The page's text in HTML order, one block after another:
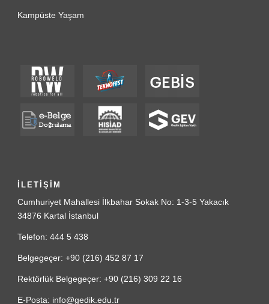
Kampüste Yaşam
İLETİŞİM
Cumhuriyet Mahallesi İlkbahar Sokak No: 1-3-5 Yakacık
34876 Kartal İstanbul
Telefon: 444 5 438
Belgegeçer: +90 (216) 452 87 17
Rektörlük Belgegeçer: +90 (216) 309 22 16
E-Posta: info@gedik.edu.tr